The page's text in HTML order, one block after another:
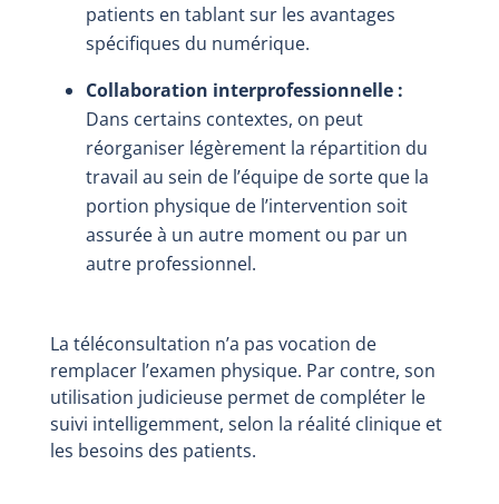
patients en tablant sur les avantages
spécifiques du numérique.
Collaboration interprofessionnelle :
Dans certains contextes, on peut
réorganiser légèrement la répartition du
travail au sein de l’équipe de sorte que la
portion physique de l’intervention soit
assurée à un autre moment ou par un
autre professionnel.
La téléconsultation n’a pas vocation de
remplacer l’examen physique. Par contre, son
utilisation judicieuse permet de compléter le
suivi intelligemment, selon la réalité clinique et
les besoins des patients.